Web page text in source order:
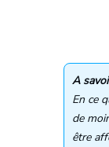
A
En ce
de
être